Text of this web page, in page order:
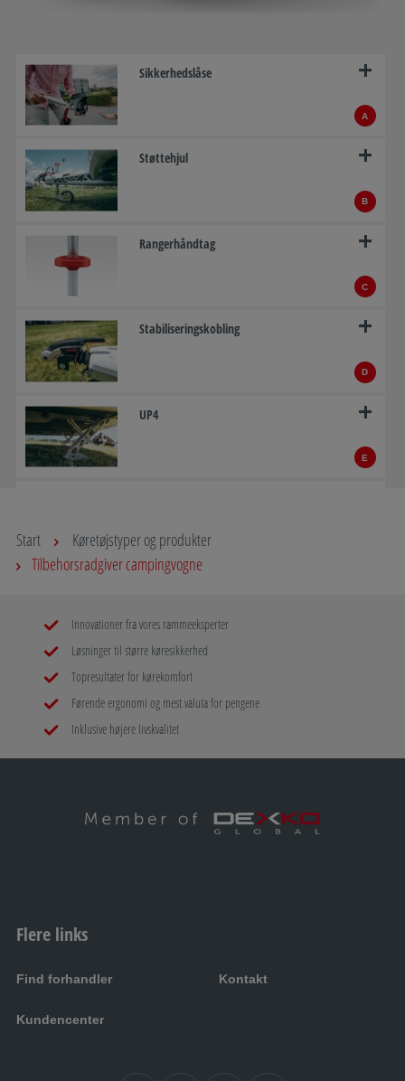
Sikkerhedslåse
A
Støttehjul
B
Rangerhåndtag
C
Stabiliseringskobling
D
UP4
E
ATC - AL-KO Trailer Control
Donkraft
Start
Køretøjstyper og produkter
Tilbehorsradgiver campingvogne
Innovationer fra vores rammeeksperter
Løsninger til større køresikkerhed
Topresultater for kørekomfort
Førende ergonomi og mest valuta for pengene
Inklusive højere livskvalitet
Flere links
Find forhandler Kontakt
Kundencenter